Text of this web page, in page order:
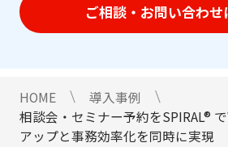
ご相談・お問い合わせ
HOME
導入事例
相談会・セミナー予約をSPIRAL®
アップと事務効率化を同時に実現